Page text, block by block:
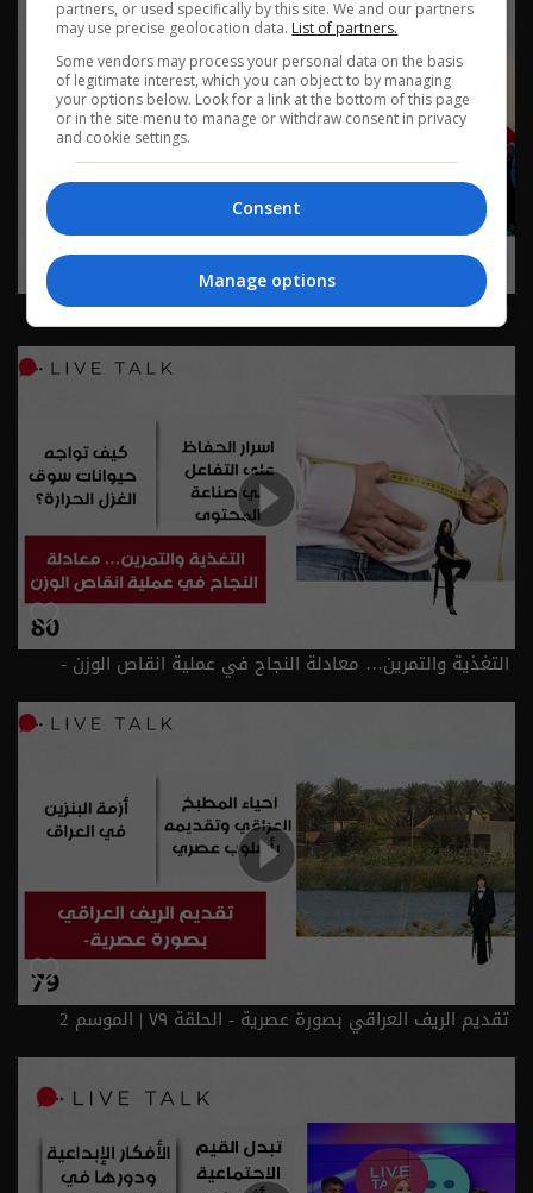
بغداد والأربعين… رحلة الإيمان والخدمة - Live Talk م٢ - الحلقة
٨١ | الموسم 2
التغذية والتمرين… معادلة النجاح في عملية انقاص الوزن -
الحلقة ٨٠ | الموسم 2
تقديم الريف العراقي بصورة عصرية - الحلقة ٧٩ | الموسم 2
partners, or used specifically by this site. We and our partners
may use precise geolocation data. List of partners.
Some vendors may process your personal data on the basis
of legitimate interest, which you can object to by managing
your options below. Look for a link at the bottom of this page
or in the site menu to manage or withdraw consent in privacy
and cookie settings.
Consent
Manage options